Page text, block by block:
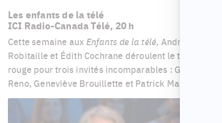
Les enfants de la télé
ICI Radio-Canada Télé, 20 h
Cette semaine aux Enfants de la télé, André
Robitaille et Édith Cochrane déroulent le tapis
rouge pour trois invités incomparables : Ginette
Reno, Geneviève Brouillette et Patrick Marsolais.